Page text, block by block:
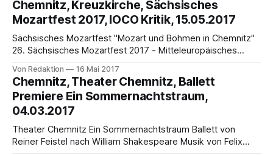
Juni 2017, 19.30 Uhr, weitere Vorstellungen: 24. Juni, 19.30
Uhr / 25. Juni, 17.00
Chemnitz, Kreuzkirche, Sächsisches
Mozartfest 2017, IOCO Kritik, 15.05.2017
Sächsisches Mozartfest "Mozart und Böhmen in Chemnitz"
26. Sächsisches Mozartfest 2017 - Mitteleuropäisches
das 26. Sächsische Mozartfest 2017 zum Thema Mozart
und Böhmen in Chemnitz in der Kreuzkirche mit einem
mitreißenden Konzert des Mendelssohn Kammerorchesters
Leipzig unter der glänzenden
Von Redaktion 16 Mai 2017
Chemnitz, Theater Chemnitz, Ballett
Premiere Ein Sommernachtstraum,
04.03.2017
Theater Chemnitz Ein Sommernachtstraum Ballett von
Reiner Feistel nach William Shakespeare Musik von Felix